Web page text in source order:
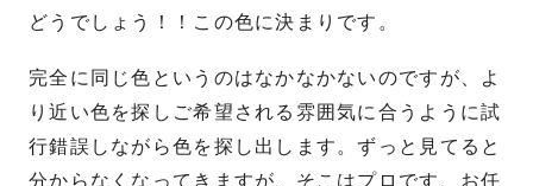
どうでしょう！！この色に決まりです。
完全に同じ色というのはなかなかないのですが、よ
り近い色を探しご希望される雰囲気に合うように試
行錯誤しながら色を探し出します。ずっと見てると
分からなくなってきますが、そこはプロです、お任